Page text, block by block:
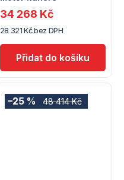
28 321 Kč bez DPH
34 268 Kč
48 414 Kč
–25 %